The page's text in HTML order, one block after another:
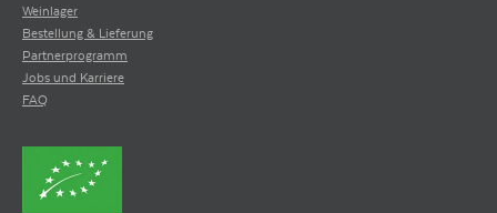
Weinlager
Bestellung & Lieferung
Partnerprogramm
Jobs und Karriere
FAQ